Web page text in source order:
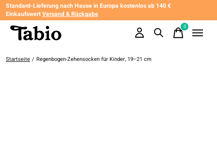
Standard-Lieferung nach Hause in Europa kostenlos ab 140 €
EinkaufswertVersand & Rückgabe
0items
Startseite / Regenbogen-Zehensocken für Kinder, 19–21 cm